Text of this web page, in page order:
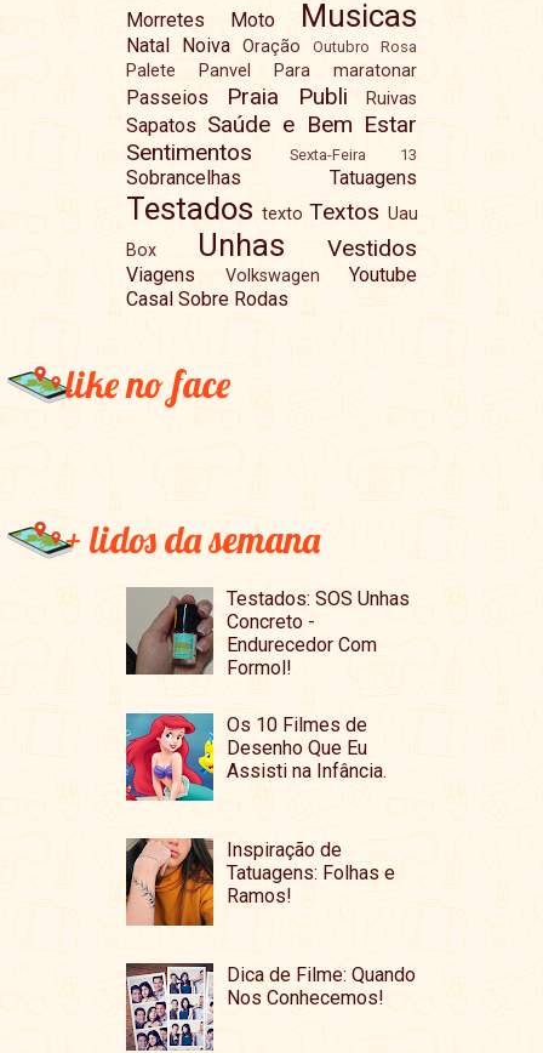
Morretes Moto Musicas
Natal Noiva Oração Outubro Rosa
Palete Panvel Para maratonar
Passeios Praia Publi Ruivas
Sapatos Saúde e Bem Estar
Sentimentos
Sexta-Feira 13
Sobrancelhas Tatuagens
Testados texto Textos Uau
Box
Unhas Vestidos
Viagens Volkswagen
Youtube
Casal Sobre Rodas
like no face
+ lidos da semana
Testados: SOS Unhas
Concreto -
Endurecedor Com
Formol!
Os 10 Filmes de
Desenho Que Eu
Assisti na Infância.
Inspiração de
Tatuagens: Folhas e
Ramos!
Dica de Filme: Quando
Nos Conhecemos!